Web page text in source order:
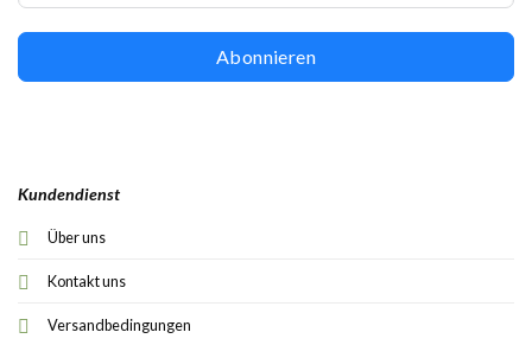
Kundendienst
Über uns
Kontakt uns
Versandbedingungen
Abonnieren